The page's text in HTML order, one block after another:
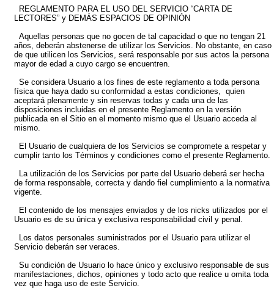
REGLAMENTO PARA EL USO DEL SERVICIO “CARTA DE
LECTORES” y DEMÁS ESPACIOS DE OPINIÓN
Aquellas personas que no gocen de tal capacidad o que no tengan 21
años, deberán abstenerse de utilizar los Servicios. No obstante, en caso
de que utilicen los Servicios, será responsable por sus actos la persona
mayor de edad a cuyo cargo se encuentren.
Se considera Usuario a los fines de este reglamento a toda persona
física que haya dado su conformidad a estas condiciones, quien
aceptará plenamente y sin reservas todas y cada una de las
disposiciones incluidas en el presente Reglamento en la versión
publicada en el Sitio en el momento mismo que el Usuario acceda al
mismo.
El Usuario de cualquiera de los Servicios se compromete a respetar y
cumplir tanto los Términos y condiciones como el presente Reglamento.
La utilización de los Servicios por parte del Usuario deberá ser hecha
de forma responsable, correcta y dando fiel cumplimiento a la normativa
vigente.
El contenido de los mensajes enviados y de los nicks utilizados por el
Usuario es de su única y exclusiva responsabilidad civil y penal.
Los datos personales suministrados por el Usuario para utilizar el
Servicio deberán ser veraces.
Su condición de Usuario lo hace único y exclusivo responsable de sus
manifestaciones, dichos, opiniones y todo acto que realice u omita toda
vez que haga uso de este Servicio.